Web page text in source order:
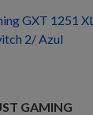
GXT 1251
2/ Azul
GAMING